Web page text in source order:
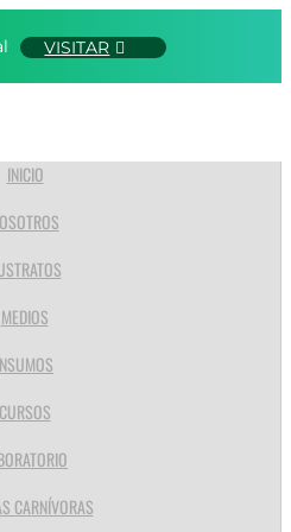
VISITAR
INICIO
MEDIOS
CURSOS
CARNÍVORAS